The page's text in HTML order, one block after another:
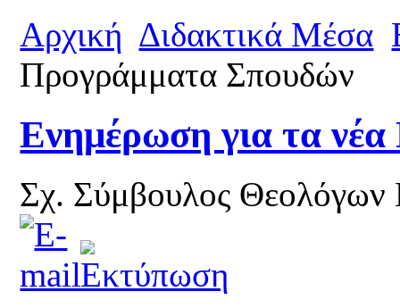
Αρχική Διδακτικά Μέσα
Προγράμματα Σπουδών
Ενημέρωση για τα
Σχ. Σύμβουλος Θεολόγων